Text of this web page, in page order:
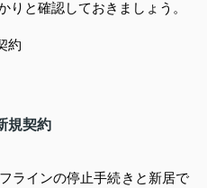
りと確認しておきましょう。
約
規契約
ラインの停止手続きと新居で